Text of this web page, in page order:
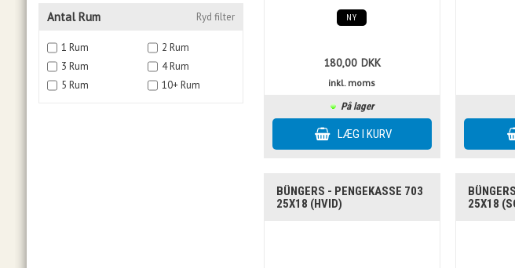
Antal Rum Ryd filter
1 Rum
2 Rum
3 Rum
4 Rum
5 Rum
10+ Rum
NY
180,00 DKK
inkl. moms
På lager
BÜNGERS - PENGEKASSE 703
25X18 (HVID)
25X18